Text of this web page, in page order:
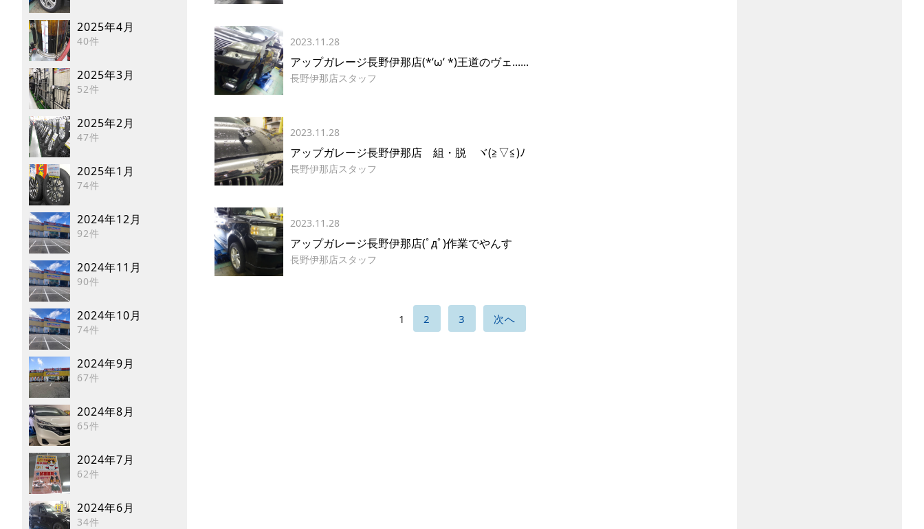
2025年4月
40件
2025年3月
52件
2025年2月
47件
2025年1月
74件
2024年12月
92件
2024年11月
90件
2024年10月
74件
2024年9月
67件
2024年8月
65件
2024年7月
62件
2024年6月
34件
2023.11.28
アップガレージ長野伊那店(*‘ω‘ *)王道のヴェ......
長野伊那店スタッフ
2023.11.28
アップガレージ長野伊那店 組・脱 ヾ(≧▽≦)ﾉ
長野伊那店スタッフ
2023.11.28
アップガレージ長野伊那店(ﾟдﾟ)作業でやんす
長野伊那店スタッフ
1 2 3 次へ